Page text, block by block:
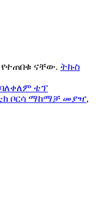
ናቸው. ትኩስ
ባለቀለም ቴፕ
ቦርሳ ማከማቻ መያዣ,